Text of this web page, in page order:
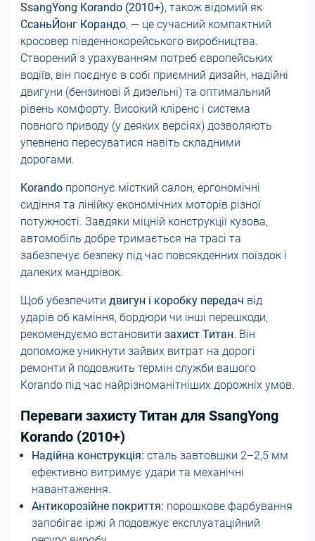
SsangYong Korando (2010+), також відомий як
СсаньЙонг Корандо, — це сучасний компактний
кросовер південнокорейського виробництва.
Створений з урахуванням потреб європейських
водіїв, він поєднує в собі приємний дизайн, надійні
двигуни (бензинові й дизельні) та оптимальний
рівень комфорту. Високий кліренс і система
повного приводу (у деяких версіях) дозволяють
упевнено пересуватися навіть складними
дорогами.
Korando пропонує місткий салон, ергономічні
сидіння та лінійку економічних моторів різної
потужності. Завдяки міцній конструкції кузова,
автомобіль добре тримається на трасі та
забезпечує безпеку під час повсякденних поїздок і
далеких мандрівок.
Щоб убезпечити двигун і коробку передач від
ударів об каміння, бордюри чи інші перешкоди,
рекомендуємо встановити захист Титан. Він
допоможе уникнути зайвих витрат на дорогі
ремонти й подовжить термін служби вашого
Korando під час найрізноманітніших дорожніх умов.
Переваги захисту Титан для SsangYong
Korando (2010+)
Надійна конструкція: сталь завтовшки 2–2,5 мм
ефективно витримує удари та механічні
навантаження.
Антикорозійне покриття: порошкове фарбування
запобігає іржі й подовжує експлуатаційний